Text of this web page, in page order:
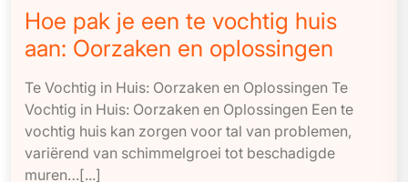
Hoe pak je een te vochtig huis
aan: Oorzaken en oplossingen
Te Vochtig in Huis: Oorzaken en Oplossingen Te
Vochtig in Huis: Oorzaken en Oplossingen Een te
vochtig huis kan zorgen voor tal van problemen,
variërend van schimmelgroei tot beschadigde
muren…[...]